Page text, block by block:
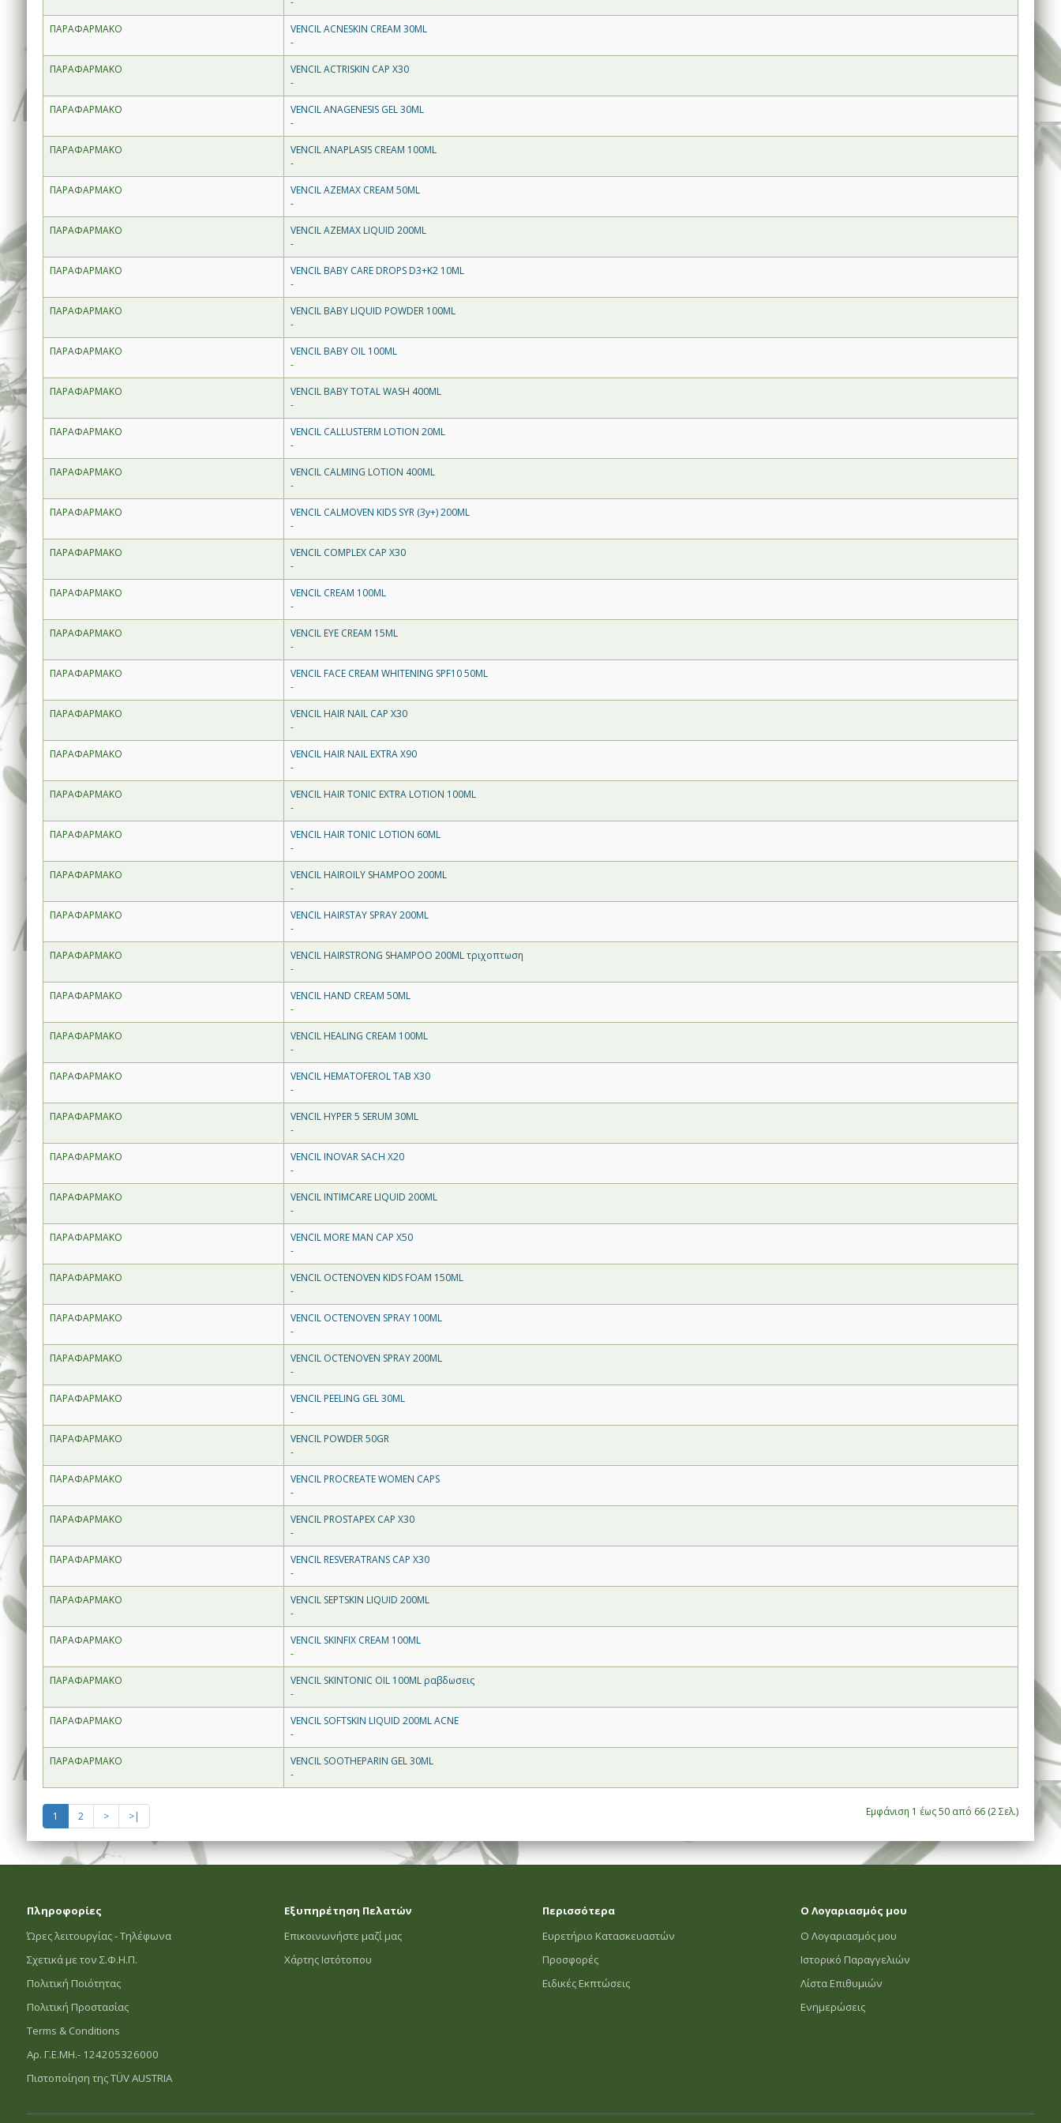
ΠΑΡΑΦΑΡΜΑΚΟ
VENCIL ACNESKIN CREAM 30ML
-
ΠΑΡΑΦΑΡΜΑΚΟ
VENCIL ACTRISKIN CAP X30
-
ΠΑΡΑΦΑΡΜΑΚΟ
VENCIL ANAGENESIS GEL 30ML
-
ΠΑΡΑΦΑΡΜΑΚΟ
VENCIL ANAPLASIS CREAM 100ML
-
ΠΑΡΑΦΑΡΜΑΚΟ
VENCIL AZEMAX CREAM 50ML
-
ΠΑΡΑΦΑΡΜΑΚΟ
VENCIL AZEMAX LIQUID 200ML
-
ΠΑΡΑΦΑΡΜΑΚΟ
VENCIL BABY CARE DROPS D3+K2 10ML
-
ΠΑΡΑΦΑΡΜΑΚΟ
VENCIL BABY LIQUID POWDER 100ML
-
ΠΑΡΑΦΑΡΜΑΚΟ
VENCIL BABY OIL 100ML
-
ΠΑΡΑΦΑΡΜΑΚΟ
VENCIL BABY TOTAL WASH 400ML
-
ΠΑΡΑΦΑΡΜΑΚΟ
VENCIL CALLUSTERM LOTION 20ML
-
ΠΑΡΑΦΑΡΜΑΚΟ
VENCIL CALMING LOTION 400ML
-
ΠΑΡΑΦΑΡΜΑΚΟ
VENCIL CALMOVEN KIDS SYR (3y+) 200ML
-
ΠΑΡΑΦΑΡΜΑΚΟ
VENCIL COMPLEX CAP X30
-
ΠΑΡΑΦΑΡΜΑΚΟ
VENCIL CREAM 100ML
-
ΠΑΡΑΦΑΡΜΑΚΟ
VENCIL EYE CREAM 15ML
-
ΠΑΡΑΦΑΡΜΑΚΟ
VENCIL FACE CREAM WHITENING SPF10 50ML
-
ΠΑΡΑΦΑΡΜΑΚΟ
VENCIL HAIR NAIL CAP X30
-
ΠΑΡΑΦΑΡΜΑΚΟ
VENCIL HAIR NAIL EXTRA X90
-
ΠΑΡΑΦΑΡΜΑΚΟ
VENCIL HAIR TONIC EXTRA LOTION 100ML
-
ΠΑΡΑΦΑΡΜΑΚΟ
VENCIL HAIR TONIC LOTION 60ML
-
ΠΑΡΑΦΑΡΜΑΚΟ
VENCIL HAIROILY SHAMPOO 200ML
-
ΠΑΡΑΦΑΡΜΑΚΟ
VENCIL HAIRSTAY SPRAY 200ML
-
ΠΑΡΑΦΑΡΜΑΚΟ
VENCIL HAIRSTRONG SHAMPOO 200ML τριχοπτωση
-
ΠΑΡΑΦΑΡΜΑΚΟ
VENCIL HAND CREAM 50ML
-
ΠΑΡΑΦΑΡΜΑΚΟ
VENCIL HEALING CREAM 100ML
-
ΠΑΡΑΦΑΡΜΑΚΟ
VENCIL HEMATOFEROL TAB X30
-
ΠΑΡΑΦΑΡΜΑΚΟ
VENCIL HYPER 5 SERUM 30ML
-
ΠΑΡΑΦΑΡΜΑΚΟ
VENCIL INOVAR SACH X20
-
ΠΑΡΑΦΑΡΜΑΚΟ
VENCIL INTIMCARE LIQUID 200ML
-
ΠΑΡΑΦΑΡΜΑΚΟ
VENCIL MORE MAN CAP X50
-
ΠΑΡΑΦΑΡΜΑΚΟ
VENCIL OCTENOVEN KIDS FOAM 150ML
-
ΠΑΡΑΦΑΡΜΑΚΟ
VENCIL OCTENOVEN SPRAY 100ML
-
ΠΑΡΑΦΑΡΜΑΚΟ
VENCIL OCTENOVEN SPRAY 200ML
-
ΠΑΡΑΦΑΡΜΑΚΟ
VENCIL PEELING GEL 30ML
-
ΠΑΡΑΦΑΡΜΑΚΟ
VENCIL POWDER 50GR
-
ΠΑΡΑΦΑΡΜΑΚΟ
VENCIL PROCREATE WOMEN CAPS
-
ΠΑΡΑΦΑΡΜΑΚΟ
VENCIL PROSTAPEX CAP X30
-
ΠΑΡΑΦΑΡΜΑΚΟ
VENCIL RESVERATRANS CAP X30
-
ΠΑΡΑΦΑΡΜΑΚΟ
VENCIL SEPTSKIN LIQUID 200ML
-
ΠΑΡΑΦΑΡΜΑΚΟ
VENCIL SKINFIX CREAM 100ML
-
ΠΑΡΑΦΑΡΜΑΚΟ
VENCIL SKINTONIC OIL 100ML ραβδωσεις
-
ΠΑΡΑΦΑΡΜΑΚΟ
VENCIL SOFTSKIN LIQUID 200ML ACNE
-
ΠΑΡΑΦΑΡΜΑΚΟ
VENCIL SOOTHEPARIN GEL 30ML
-
1 2 > >| Εμφάνιση 1 έως 50 από 66 (2 Σελ.)
Πληροφορίες
Ώρες λειτουργίας - Τηλέφωνα
Σχετικά με τον Σ.Φ.Η.Π.
Πολιτική Ποιότητας
Πολιτική Προστασίας
Terms & Conditions
Αρ. Γ.Ε.ΜΗ.- 124205326000
Πιστοποίηση της TÜV AUSTRIA
Εξυπηρέτηση Πελατών
Επικοινωνήστε μαζί μας
Χάρτης Ιστότοπου
Περισσότερα
Ευρετήριο Κατασκευαστών
Προσφορές
Ειδικές Εκπτώσεις
Ο Λογαριασμός μου
Ο Λογαριασμός μου
Ιστορικό Παραγγελιών
Λίστα Επιθυμιών
Ενημερώσεις